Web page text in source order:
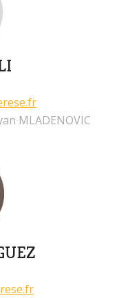
MLADENOVIC